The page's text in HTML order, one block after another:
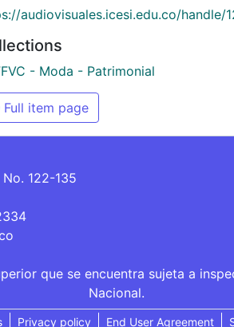
audiovisuales.icesi.edu.co/handle/
- Moda - Patrimonial
Full item page
122-135
que se encuentra sujeta a
Nacional.
Privacy policy End User Agreement